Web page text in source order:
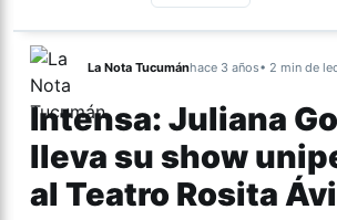
La Nota Tucumánhace 3 años• 2 min de
Intensa: Juliana
lleva su show
al Teatro Rosita